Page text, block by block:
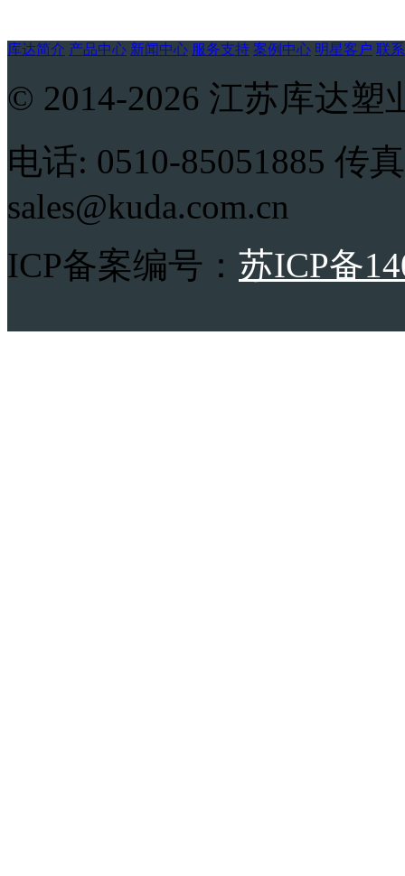
库达简介 产品中心 新闻中心 服务支持 案例中心 明星客户 联
© 2014-2026 江苏库达
电话: 0510-85051885 传
sales@kuda.com.cn
ICP备案编号： 苏ICP备